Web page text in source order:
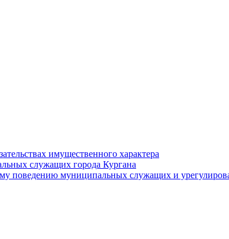
имущественного характера
служащих города Кургана
поведению муниципальных служащих и